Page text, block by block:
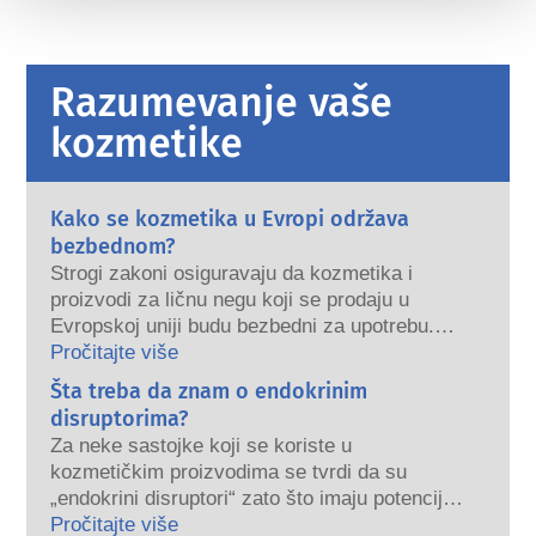
Razumevanje vaše
kozmetike
Kako se kozmetika u Evropi održava
bezbednom?
Strogi zakoni osiguravaju da kozmetika i
proizvodi za ličnu negu koji se prodaju u
Evropskoj uniji budu bezbedni za upotrebu.
Kompanije, nacionalni i evropski regulatorni
organi dele odgovornost za bezbednost
kozmetičkih proizvoda.
Pročitajte više
Šta treba da znam o endokrinim
disruptorima?
Za neke sastojke koji se koriste u
kozmetičkim proizvodima se tvrdi da su
„endokrini disruptori“ zato što imaju potencijal
da oponašaju neka svojstva naših hormona.
Pročitajte više